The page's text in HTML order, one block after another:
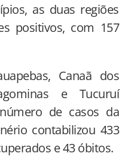
as duas regiões
positivos, com 157
Canaã dos
e Tucuruí
de casos da
contabilizou 433
e 43 óbitos.